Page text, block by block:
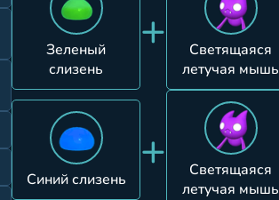
Зеленый
слизень
+
Светящаяся
летучая мышь
Синий слизень +
Светящаяся
летучая мышь